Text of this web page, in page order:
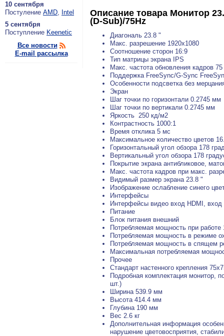
10 сентября
По­сту­ле­ние AMD, Intel
5 сентября
По­ступ­ле­ние Keenetic
Все новости
E-mail рассылка
Описание товара Монитор
(D-Sub)/75Hz
Диагональ 23.8 "
Макс. разрешение 1920x1080
Соотношение сторон 16:9
Тип матрицы экрана IPS
Макс. частота обновления кадров 75
Поддержка FreeSync/G-Sync
Особенности подсветка без
Экран
Шаг точки по горизонтали 0.2745 мм
Шаг точки по вертикали 0.2745 мм
Яркость 250 кд/м2
Контрастность 1000:1
Время отклика 5 мс
Максимальное количество цветов
Горизонтальный угол обзора 178
Вертикальный угол обзора 178
Покрытие экрана антибликовое,
Макс. частота кадров при макс.
Видимый размер экрана 23.8 "
Изображение ослабление синего
Интерфейсы
Интерфейсы видео вход HDMI, вход
Питание
Блок питания внешний
Потребляемая мощность при работе
Потребляемая мощность в режиме
Потребляемая мощность в спящем
Максимальная потребляемая
Прочее
Стандарт настенного крепления
Подробная комплектация монитор,
шт.)
Ширина 539.9 мм
Высота 414.4 мм
Глубина 190 мм
Вес 2.6 кг
Дополнительная информация
нарушение цветовосприятия,